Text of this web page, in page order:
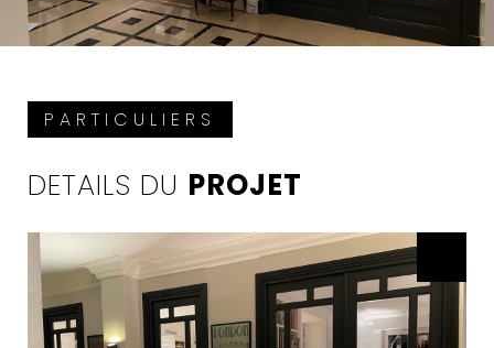
PARTICULIERS
DETAILS DU PROJET